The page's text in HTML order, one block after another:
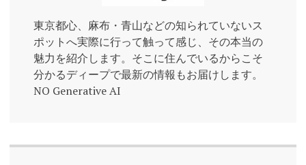
東京都心、麻布・青山などの知られていないス
ポットへ実際に行って触って感じ、その本当の
魅力を紹介します。そこに住んでいるからこそ
分かるディープで最新の情報もお届けします。
NO Generative AI